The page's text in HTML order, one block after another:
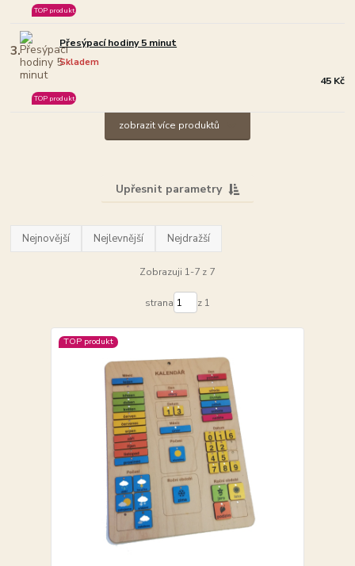
TOP produkt
3. Přesýpací hodiny 5 minut
Skladem
TOP produkt
45 Kč
zobrazit více produktů
Upřesnit parametry
Nejnovější Nejlevnější Nejdražší
Zobrazuji 1-7 z 7
strana z 1
TOP produkt